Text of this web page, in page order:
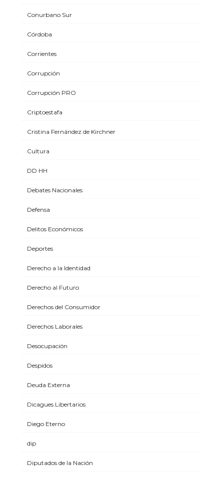
Conurbano Sur
Córdoba
Corrientes
Corrupción
Corrupción PRO
Criptoestafa
Cristina Fernández de Kirchner
Cultura
DD HH
Debates Nacionales
Defensa
Delitos Económicos
Deportes
Derecho a la Identidad
Derecho al Futuro
Derechos del Consumidor
Derechos Laborales
Desocupación
Despidos
Deuda Externa
Dicagues Libertarios
Diego Eterno
dip
Diputados de la Nación